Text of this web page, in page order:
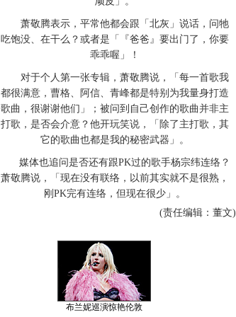
萧敬腾表示，平常他都会跟「北灰」说话，问牠
吃饱没、在干么？或者是「『爸爸』要出门了，你要
乖乖喔」！
对于个人第一张专辑，萧敬腾说，「每一首歌我
都很满意，曹格、阿信、青峰都是特别为我量身打造
歌曲，很谢谢他们」；被问到自己创作的歌曲并非主
打歌，是否会介意？他开玩笑说，「除了主打歌，其
它的歌曲也都是我的秘密武器」。
媒体也追问是否还有跟PK过的歌手杨宗纬连络？
萧敬腾说，「现在没有联络，以前其实就不是很熟，
刚PK完有连络，但现在很少」。
(责任编辑：董文)
布兰妮巡演惊艳伦敦